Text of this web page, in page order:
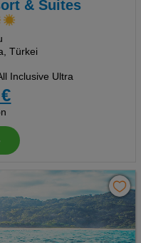
& Suites
Türkei
Inclusive Ultra